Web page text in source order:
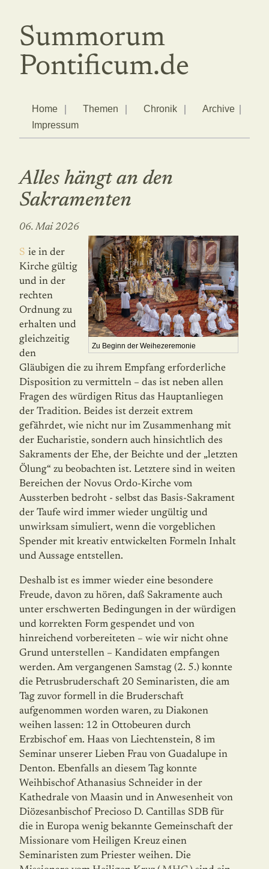
Summorum
Pontificum.de
Home Themen Chronik
Archive
Impressum
Alles hängt an den
Sakramenten
06. Mai 2026
Zu Beginn der Weihezeremonie
Sie in der
Kirche gültig
und in der
rechten
Ordnung zu
erhalten und
gleichzeitig
den
Gläubigen die zu ihrem Empfang erforder­liche
Disposition zu vermitteln – das ist neben allen
Fragen des würdigen Ritus das Hauptan­liegen
der Tradition. Beides ist derzeit extrem
gefährdet, wie nicht nur im Zu­sammenhang mit
der Eucharistie, sondern auch hinsichtlich des
Sakraments der Ehe, der Beichte und der „letzten
Ölung“ zu beobachten ist. Letztere sind in weiten
Bereichen der Novus Ordo-Kirche vom
Aussterben bedroht - selbst das Basis-Sakrament
der Taufe wird immer wieder ungültig und
unwirksam simuliert, wenn die vorgeblichen
Spender mit kreativ entwickelten For­meln Inhalt
und Aussage entstellen.
Deshalb ist es immer wieder eine besondere
Freude, davon zu hören, daß Sakramente auch
unter erschwerten Bedingungen in der würdigen
und korrekten Form gespendet und von
hinreichend vorbereiteten – wie wir nicht ohne
Grund unterstellen – Kandida­ten empfangen
werden. Am vergangenen Samstag (2. 5.) konnte
die Petrusbruderschaft 20 Seminaristen, die am
Tag zuvor formell in die Bruderschaft
aufgenommen worden waren, zu Diakonen
weihen lassen: 12 in Ottobeuren durch
Erzbischof em. Haas von Liechtenstein, 8 im
Seminar unserer Lieben Frau von Guadalupe in
Denton. Ebenfalls an diesem Tag konnte
Weihbischof Athanasius Schneider in der
Kathedrale von Maasin und in Anwesenheit von
Diözesanbischof Precioso D. Cantillas SDB für
die in Europa wenig bekannte Gemeinschaft der
Missionare vom Heiligen Kreuz einen
Seminaristen zum Priester weihen. Die